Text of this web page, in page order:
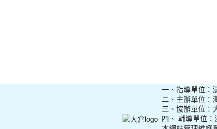
一、指導單位：
二、主辦單位：
三、協辦單位：
四、 輔導單位